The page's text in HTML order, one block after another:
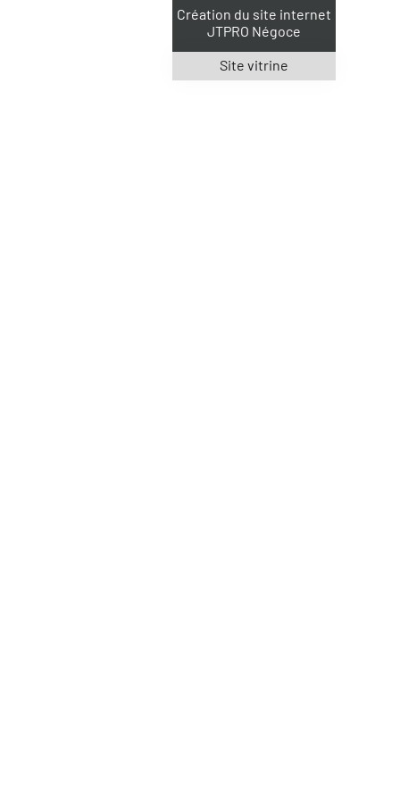
Création du site internet
JTPRO Négoce
Site vitrine